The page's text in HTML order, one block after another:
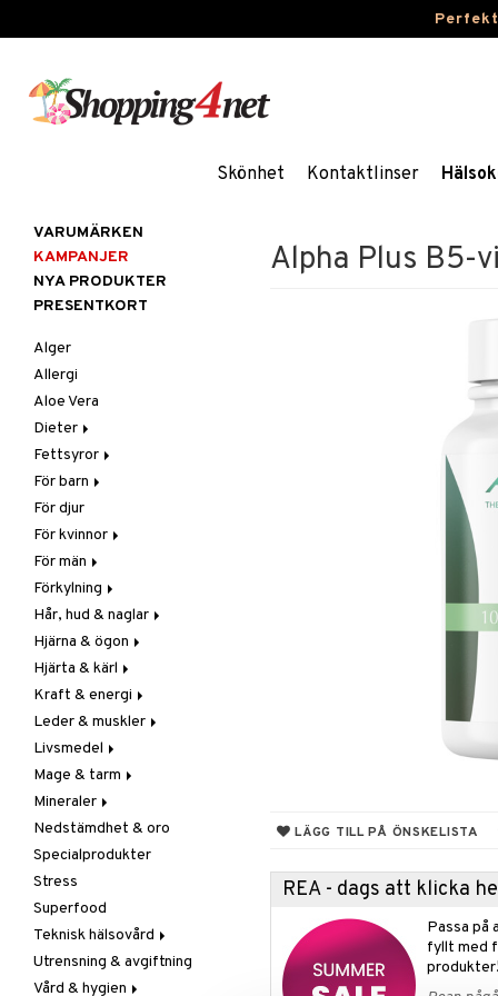
Skönhet Kontaktlinser
Alpha Plus B5-
LÄGG TILL PÅ ÖNSKELISTA
REA - dags att klicka
Passa på
fyllt med
produkter!
VARUMÄRKEN
KAMPANJER
NYA PRODUKTER
PRESENTKORT
Alger
Allergi
Aloe Vera
Dieter
Glutenintolerans
LCHF
Raw Food
Fettsyror
Marina fettsyror
Veg fettsyror
För barn
Fettsyror
Hudvård
Vitamin & mineral
För djur
För kvinnor
Graviditet & amning
Klimakterie & PMS
Näringstillskott
Övriga
Sex & lust
Skelett
Urinvägar
För män
Näringstillskott
Övriga
Prostata
Sex & lust
Förkylning
C-vitamin
Förebyggande &
lindrande
Hostdämpande
Öron, näsa & hals
Övriga
Virushämmande
Vitlök
Hår, hud & naglar
Hår
Kosttillskott
Sol & pigment
Hjärna & ögon
Fettsyror
Minne
Ögon
Hjärta & kärl
Ginkgo biloba
Kärlstärkande
Kolesterolsänkande
Marina fettsyror
Veg fettsyror
Kraft & energi
Ginseng
Övriga
Prestation
Q-10
Rosenrot
Schizandra
Leder & muskler
Kosttillskott
Utvärtes
Livsmedel
Bars
Choklad
Diverse
Drycker
Förvaring
Frukt, frö & nötter
Groddning
Kokos
Kryddor & buljong
Mage & tarm
Drycker
Fibrer
Matsmältning
Syrareglerande
Tarm
Utrensning
Mineraler
Järn
Kalcium
Krom
Magnesium
Multimineraler
Övriga
Selen
Nedstämdhet & oro
Specialprodukter
Stress
Superfood
Teknisk hälsovård
Ljusterapi
Luftfuktare
Utrensning & avgiftning
Vård & hygien